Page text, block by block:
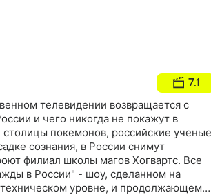
7.1
телевидении возвращается с
и чего никогда не покажут в
покемонов, российские ученые
сознания, в России снимут
филиал школы магов Хогвартс. Все
в России" - шоу, сделанном на
уровне, и продолжающем